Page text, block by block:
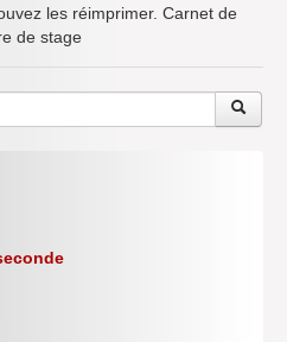
les réimprimer. Carnet de
de stage